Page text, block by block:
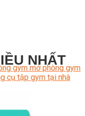
NHẤT
gym mở phòng gym
cụ tập gym tại nhà